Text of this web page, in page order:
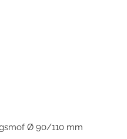
Ø 90/110 mm